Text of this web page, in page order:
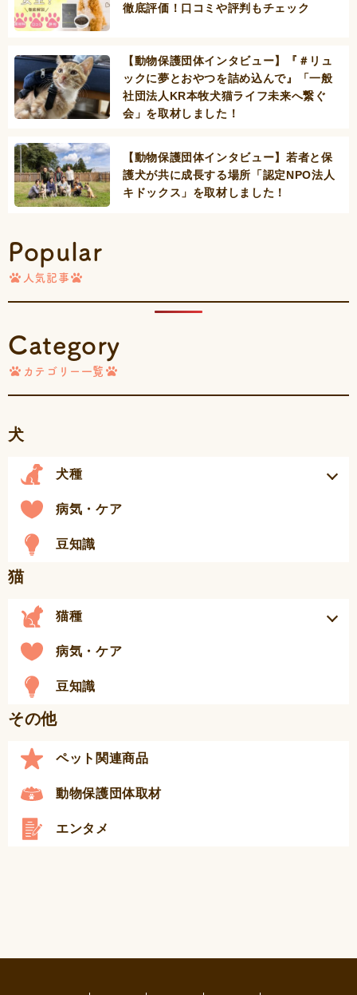
徹底評価！口コミや評判もチェック
【動物保護団体インタビュー】『＃リュ
ックに夢とおやつを詰め込んで』「一般
社団法人KR本牧犬猫ライフ未来へ繋ぐ
会」を取材しました！
【動物保護団体インタビュー】若者と保
護犬が共に成長する場所「認定NPO法人
キドックス」を取材しました！
Popular
人気記事
Category
カテゴリー一覧
犬
犬種
病気・ケア
豆知識
猫
猫種
病気・ケア
豆知識
その他
ペット関連商品
動物保護団体取材
エンタメ